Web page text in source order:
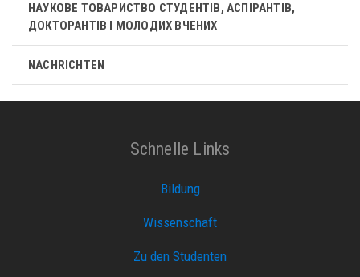
НАУКОВЕ ТОВАРИСТВО СТУДЕНТІВ, АСПІРАНТІВ,
ДОКТОРАНТІВ І МОЛОДИХ ВЧЕНИХ
NACHRICHTEN
Schnelle Links
Bildung
Wissenschaft
Zu den Studenten